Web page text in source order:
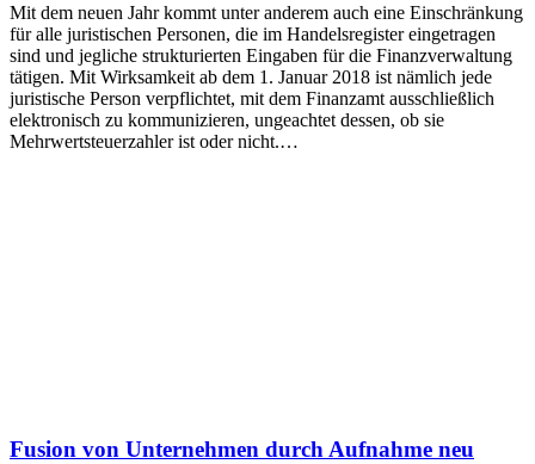
Mit dem neuen Jahr kommt unter anderem auch eine Einschränkung
für alle juristischen Personen, die im Handelsregister eingetragen
sind und jegliche strukturierten Eingaben für die Finanzverwaltung
tätigen. Mit Wirksamkeit ab dem 1. Januar 2018 ist nämlich jede
juristische Person verpflichtet, mit dem Finanzamt ausschließlich
elektronisch zu kommunizieren, ungeachtet dessen, ob sie
Mehrwertsteuerzahler ist oder nicht.…
Fusion von Unternehmen durch Aufnahme neu